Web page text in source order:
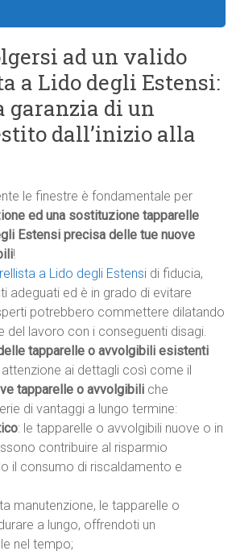
ad un valido
a Lido degli Estensi:
garanzia di un
dall’inizio alla
le finestre è fondamentale per
ed una sostituzione tapparelle
Estensi precisa delle tue nuove
!
a Lido degli Estensi di fiducia,
adeguati ed è in grado di evitare
potrebbero commettere dilatando
del lavoro con i conseguenti disagi.
tapparelle o avvolgibili esistenti
ai dettagli così come il
tapparelle o avvolgibili che
di vantaggi a lungo termine:
: le tapparelle o avvolgibili nuove o in
contribuire al risparmio
il consumo di riscaldamento e
manutenzione, le tapparelle o
a lungo, offrendoti un
nel tempo;